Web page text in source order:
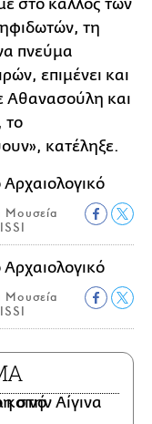
στο κάλλος των
τη
πνεύμα
επιμένει και
Αθανασούλη και
το
κατέληξε.
Μουσεία
Μουσεία